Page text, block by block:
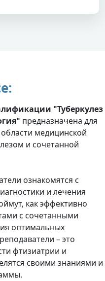
"Туберкулез
предназначена для
медицинской
и сочетанной
ознакомятся с
и лечения
как эффективно
с сочетанными
оптимальных
– это
фтизиатрии и
своими знаниями и